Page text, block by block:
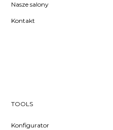
Nasze salony
Kontakt
TOOLS
Konfigurator